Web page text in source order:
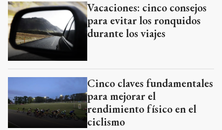
Vacaciones: cinco consejos
para evitar los ronquidos
durante los viajes
Cinco claves fundamentales
para mejorar el
rendimiento físico en el
ciclismo